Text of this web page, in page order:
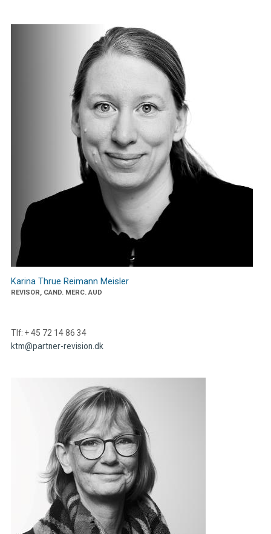
Karina Thrue Reimann Meisler
REVISOR, CAND. MERC. AUD
Tlf: + 45 72 14 86 34
ktm@partner-revision.dk